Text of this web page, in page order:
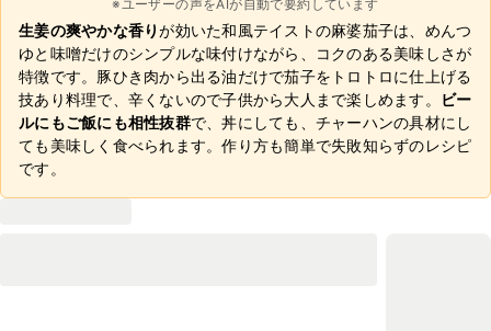
※ユーザーの声をAIが自動で要約しています
生姜の爽やかな香りが効いた和風テイストの麻婆茄子は、めんつ
ゆと味噌だけのシンプルな味付けながら、コクのある美味しさが
特徴です。豚ひき肉から出る油だけで茄子をトロトロに仕上げる
技あり料理で、辛くないので子供から大人まで楽しめます。
ビー
ルにもご飯にも相性抜群で、丼にしても、チャーハンの具材にし
ても美味しく食べられます。作り方も簡単で失敗知らずのレシピ
です。